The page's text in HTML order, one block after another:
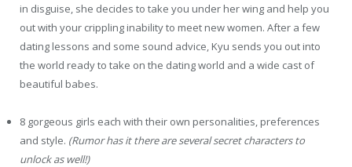
in disguise, she decides to take you under her wing and help you
out with your crippling inability to meet new women. After a few
dating lessons and some sound advice, Kyu sends you out into
the world ready to take on the dating world and a wide cast of
beautiful babes.
8 gorgeous girls each with their own personalities, preferences
and style. (Rumor has it there are several secret characters to
unlock as well!)